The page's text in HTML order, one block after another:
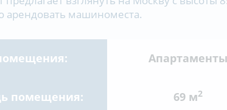
арендовать машиноместа.
Апартаменты
помещения: 69 м2